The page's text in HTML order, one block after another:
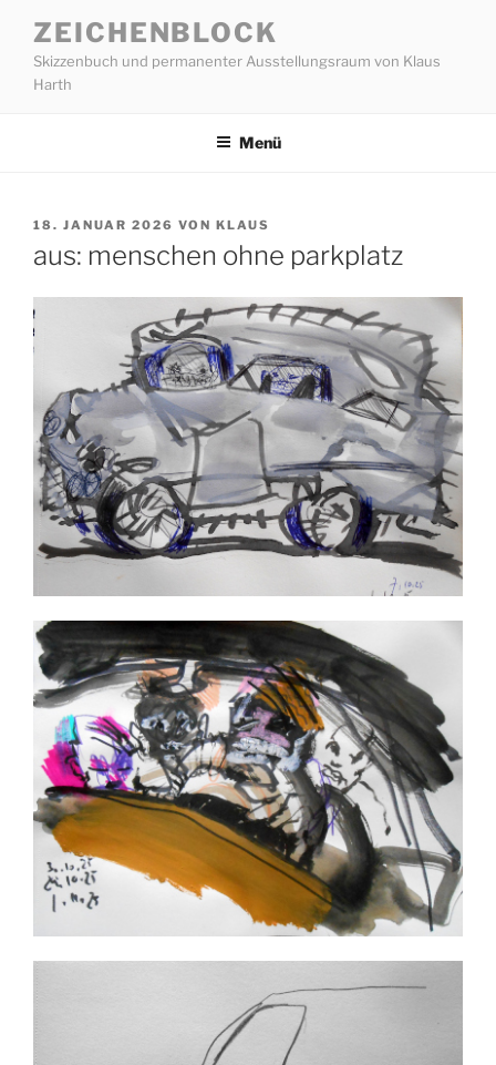
Inhalt
springen
ZEICHENBLOCK
Skizzenbuch und permanenter Ausstellungsraum von Klaus
Harth
Menü
VERÖFFENTLICHT
18. JANUAR 2026 VON KLAUS
aus: menschen ohne parkplatz